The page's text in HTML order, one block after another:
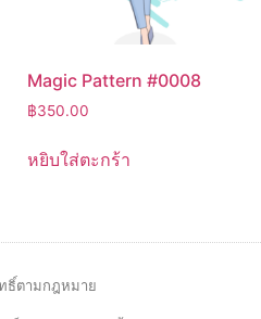
Magic Pattern #0008
฿350.00
หยิบใส่ตะกร้า
ธิ์ตามกฎหมาย